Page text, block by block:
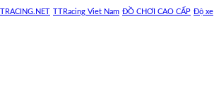
TTRacing Viet Nam ĐỒ CHƠI CAO CẤP Độ xe